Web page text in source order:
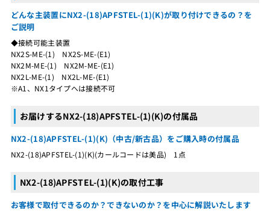
どんな主装置にNX2-(18)APFSTEL-(1)(K)が取り付けできるの？を
ご説明
◆接続可能主装置
NX2S-ME-(1) NX2S-ME-(E1)
NX2M-ME-(1) NX2M-ME-(E1)
NX2L-ME-(1) NX2L-ME-(E1)
※A1、NX1タイプへは接続不可
お届けするNX2-(18)APFSTEL-(1)(K)の付属品
NX2-(18)APFSTEL-(1)(K)（中古/新古品）をご購入時の付属品
NX2-(18)APFSTEL-(1)(K)(カールコードは美品) 1点
NX2-(18)APFSTEL-(1)(K)の取付工事
お客様で取付できるのか？できないのか？を中心に解説いたします